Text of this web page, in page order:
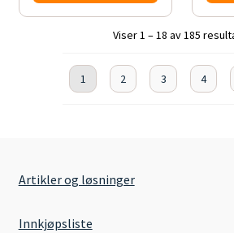
Viser 1 – 18 av 185
1 2 3 4
Artikler og løsninger
Innkjøpsliste